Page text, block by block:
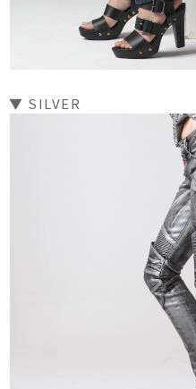
▼ SILVER